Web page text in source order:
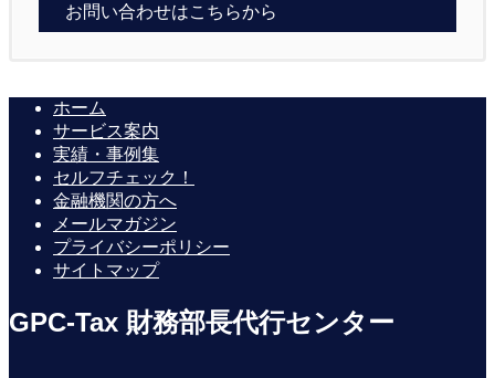
お問い合わせはこちらから
ホーム
サービス案内
実績・事例集
セルフチェック！
金融機関の方へ
メールマガジン
プライバシーポリシー
サイトマップ
GPC-Tax 財務部長代行センター